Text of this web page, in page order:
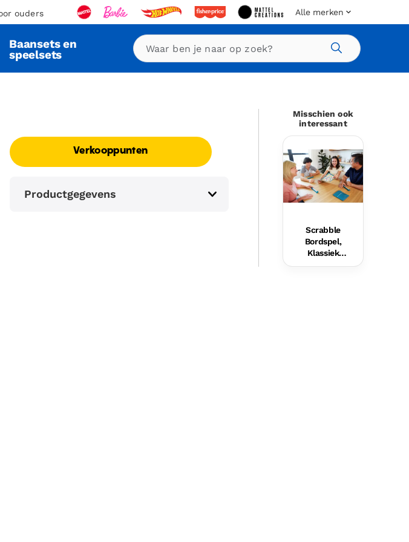
ouders Alle merken
Baansets en
speelsets Zoeken
Verkooppunten
Productgegevens
Misschien ook
interessant
Scrabble
Bordspel,
Klassiek
Woordspel